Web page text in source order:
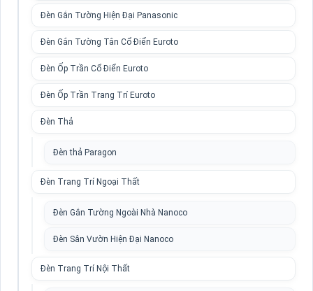
Đèn Gắn Tường Hiện Đại Panasonic
Đèn Gắn Tường Tân Cổ Điển Euroto
Đèn Ốp Trần Cổ Điển Euroto
Đèn Ốp Trần Trang Trí Euroto
Đèn Thả
Đèn thả Paragon
Đèn Trang Trí Ngoại Thất
Đèn Gắn Tường Ngoài Nhà Nanoco
Đèn Sân Vườn Hiện Đại Nanoco
Đèn Trang Trí Nội Thất